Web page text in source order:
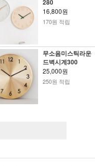
280
16,800원
170원 적립
무소음미스틱라운
드벽시계300
25,000원
250원 적립